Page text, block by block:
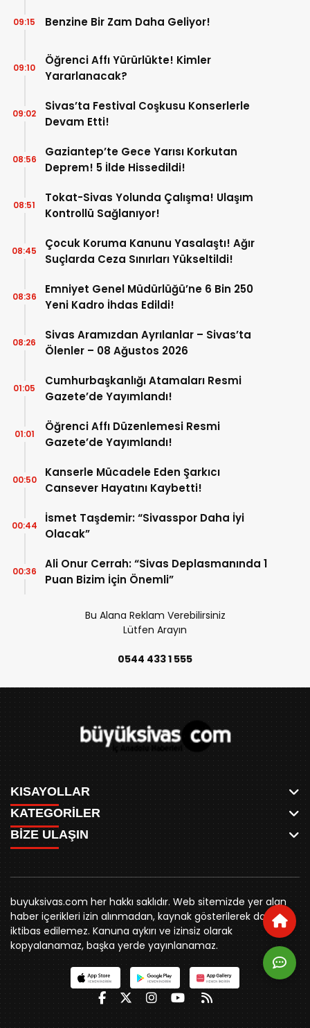
Benzine Bir Zam Daha Geliyor!
09:15
Öğrenci Affı Yürürlükte! Kimler
Yararlanacak?
09:10
Sivas’ta Festival Coşkusu Konserlerle
Devam Etti!
09:02
Gaziantep’te Gece Yarısı Korkutan
Deprem! 5 İlde Hissedildi!
08:56
Tokat-Sivas Yolunda Çalışma! Ulaşım
Kontrollü Sağlanıyor!
08:51
Çocuk Koruma Kanunu Yasalaştı! Ağır
Suçlarda Ceza Sınırları Yükseltildi!
08:45
Emniyet Genel Müdürlüğü’ne 6 Bin 250
Yeni Kadro İhdas Edildi!
08:36
Sivas Aramızdan Ayrılanlar – Sivas’ta
Ölenler – 08 Ağustos 2026
08:26
Cumhurbaşkanlığı Atamaları Resmi
Gazete’de Yayımlandı!
01:05
Öğrenci Affı Düzenlemesi Resmi
Gazete’de Yayımlandı!
01:01
Kanserle Mücadele Eden Şarkıcı
Cansever Hayatını Kaybetti!
00:50
İsmet Taşdemir: “Sivasspor Daha İyi
Olacak”
00:44
Ali Onur Cerrah: “Sivas Deplasmanında 1
Puan Bizim İçin Önemli”
00:36
Bu Alana Reklam Verebilirsiniz
Lütfen Arayın
0544 433 1 555
KISAYOLLAR
ANASAYFA
AKSU CANLI
MEYDAN CANLI
MEDRESELER CANLI
MERAKÜM CANLI
YUKARI TEKKE CANLI
KURUMSAL KİMLİK
REKLAM FİYATLARI
BİZE ULAŞIN
KÜNYE
RESMİ İLANLAR
KATEGORİLER
WHATSAPP
SPOR
SİYASET
BELEDİYE
SİVAS VALİLİĞİ
ÜNİVERSİTE
KURUMLAR
STK
YORUM
İLÇELER
GENEL
İÇ ANADOLU
BİZE ULAŞIN
0346 221 00 60
buyuksivashaber@gmail.com
Örtülüpınar Mah. İnönü Bulvarı Özkahya Apt. Kat:3 D:7
Sivas
buyuksivas.com her hakkı saklıdır. Web sitemizde yer alan
haber içerikleri izin alınmadan, kaynak gösterilerek dahi
iktibas edilemez. Kanuna aykırı ve izinsiz olarak
kopyalanamaz, başka yerde yayınlanamaz.